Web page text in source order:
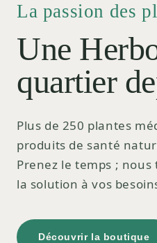
La passion des
Une
quartier
Plus de 250 plantes
produits de santé
Prenez le temps ;
la solution à vos
Découvrir la boutique